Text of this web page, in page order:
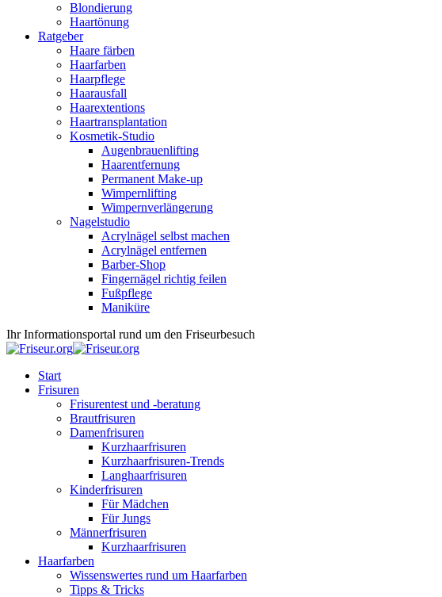
Blondierung
Haartönung
Ratgeber
Haare färben
Haarfarben
Haarpflege
Haarausfall
Haarextentions
Haartransplantation
Kosmetik-Studio
Augenbrauenlifting
Haarentfernung
Permanent Make-up
Wimpernlifting
Wimpernverlängerung
Nagelstudio
Acrylnägel selbst machen
Acrylnägel entfernen
Barber-Shop
Fingernägel richtig feilen
Fußpflege
Maniküre
Ihr Informationsportal rund um den Friseurbesuch
Start
Frisuren
Frisurentest und -beratung
Brautfrisuren
Damenfrisuren
Kurzhaarfrisuren
Kurzhaarfrisuren-Trends
Langhaarfrisuren
Kinderfrisuren
Für Mädchen
Für Jungs
Männerfrisuren
Kurzhaarfrisuren
Haarfarben
Wissenswertes rund um Haarfarben
Tipps & Tricks